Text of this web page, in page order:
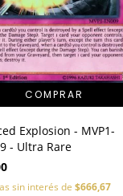
Explosion - MVP1-
- Ultra Rare
sin interés de$666,67